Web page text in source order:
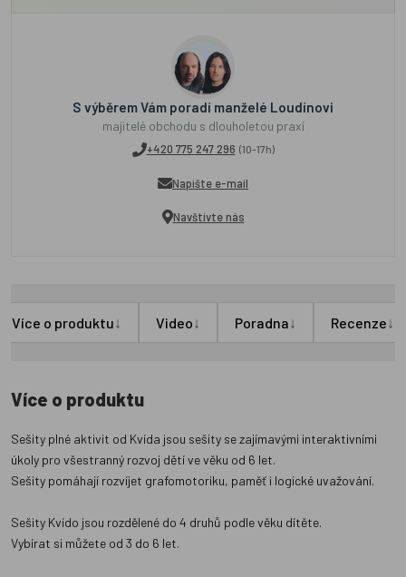
S výběrem Vám poradí manželé Loudínovi
majitelé obchodu s dlouholetou praxí
+420 775 247 296 (10-17h)
Napište e-mail
Navštivte nás
Více o produktu↓ Video↓ Poradna↓ Recenze↓
Více o produktu
Sešity plné aktivit od Kvída jsou sešity se zajímavými interaktivními
úkoly pro všestranný rozvoj dětí ve věku od 6 let.
Sešity pomáhají rozvíjet grafomotoriku, paměť i logické uvažování.
Sešity Kvído jsou rozdělené do 4 druhů podle věku dítěte.
Vybírat si můžete od 3 do 6 let.